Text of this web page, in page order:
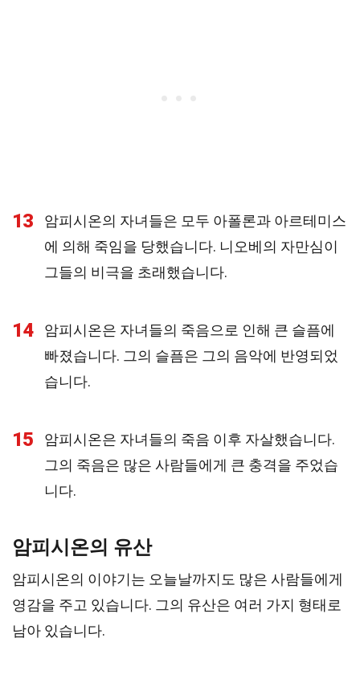
13
암피시온의 자녀들은 모두 아폴론과 아르테미스
에 의해 죽임을 당했습니다. 니오베의 자만심이
그들의 비극을 초래했습니다.
14
암피시온은 자녀들의 죽음으로 인해 큰 슬픔에
빠졌습니다. 그의 슬픔은 그의 음악에 반영되었
습니다.
15
암피시온은 자녀들의 죽음 이후 자살했습니다.
그의 죽음은 많은 사람들에게 큰 충격을 주었습
니다.
암피시온의 유산
암피시온의 이야기는 오늘날까지도 많은 사람들에게
영감을 주고 있습니다. 그의 유산은 여러 가지 형태로
남아 있습니다.